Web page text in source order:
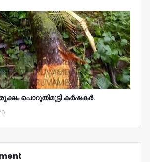
പൊറുതിമുട്ടി കർഷകർ.